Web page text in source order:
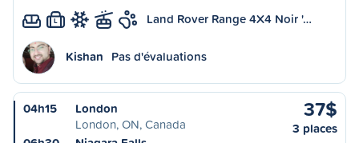
L Land Rover Range 4X4 Noir '…
Kishan Pas d'évaluations
04h15
London
London, ON, Canada
37$
3 places